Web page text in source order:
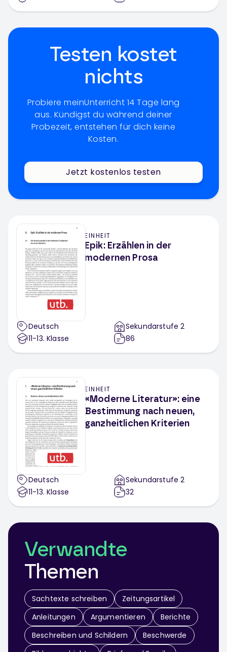
Testen kostet
nichts
Probiere meinUnterricht 14 Tage lang
aus. Kündigst du während deiner
Probezeit, entstehen für dich keine
Kosten.
Jetzt kostenlos testen
EINHEIT
Epik: Erzählen in der
modernen Prosa
Deutsch
11-13. Klasse
Sekundarstufe 2
86
EINHEIT
«Moderne Literatur»: eine
Bestimmung nach neuen,
ganzheitlichen Kriterien
Deutsch
11-13. Klasse
Sekundarstufe 2
32
Verwandte
Themen
Sachtexte schreiben
Zeitungsartikel
Anleitungen
Argumentieren
Berichte
Beschreiben und Schildern
Beschwerde